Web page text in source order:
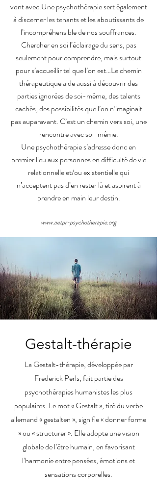
vont avec.Une psychothérapie sert également
à discerner les tenants et les aboutissants de
l’incompréhensible de nos souffrances.
Chercher en soi l’éclairage du sens, pas
seulement pour comprendre, mais surtout
pour s’accueillir tel que l’on est…Le chemin
thérapeutique aide aussi à découvrir des
parties ignorées de soi-même, des talents
cachés, des possibilités que l’on n’imaginait
pas auparavant. C’est un chemin vers soi, une
rencontre avec soi-même.
Une psychothérapie s’adresse donc en
premier lieu aux personnes en difficulté de vie
relationnelle et/ou existentielle qui
n’acceptent pas d’en rester là et aspirent à
prendre en main leur destin.
www.aetpr-psychotherapie.org
Gestalt-thérapie
La Gestalt-thérapie, développée par
Frederick Perls, fait partie des
psychothérapies humanistes les plus
populaires. Le mot « Gestalt », tiré du verbe
allemand « gestalten », signifie « donner forme
» ou « structurer ». Elle adopte une vision
globale de l’être humain, en favorisant
l’harmonie entre pensées, émotions et
sensations corporelles.